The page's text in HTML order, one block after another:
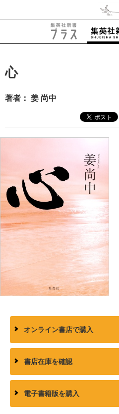
心
著者： 姜 尚中
オンライン書店で購入
書店在庫を確認
電子書籍版を購入